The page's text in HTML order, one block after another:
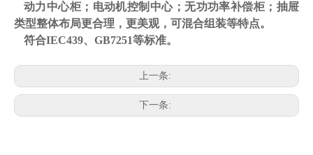
动力中心柜；电动机控制中心；无功功率补偿柜；抽屉
类型整体布局更合理，更美观，可混合组装等特点。
符合IEC439、GB7251等标准。
上一条:
下一条: